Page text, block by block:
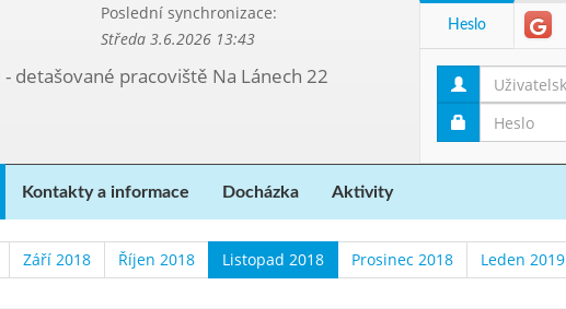
Poslední synchronizace:
Středa 3.6.2026 13:43
detašované pracoviště Na Lánech 22
Heslo
Kontakty a informace Docházka Aktivity
Září 2018 Říjen 2018 Listopad 2018 Prosinec 2018 Leden 2019